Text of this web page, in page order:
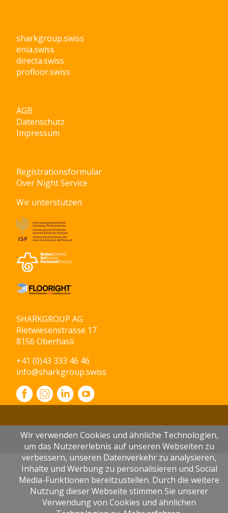
sharkgroup.swiss
enia.swiss
directa.swiss
profloor.swiss
AGB
Datenschutz
Impressum
Registrationsformular
Over Night Service
Wir unterstützen
SHARKGROUP AG
Rietwiesenstrasse 17
8156 Oberhasli
+41 (0)43 333 46 46
info@sharkgroup.swiss
Wir verwenden Cookies und ähnliche Technologien,
um das Nutzererlebnis auf unseren Webseiten zu
verbessern, unseren Datenverkehr zu analysieren,
Inhalte und Werbung zu personalisieren und Social
Media-Funktionen bereitzustellen. Durch die weitere
Nutzung dieser Webseite stimmen Sie unserer
Verwendung von Cookies und ähnlichen